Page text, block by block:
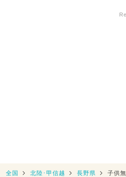
全国 北陸･甲信越 長野県 子供